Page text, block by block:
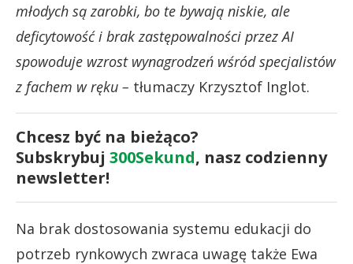
młodych są zarobki, bo te bywają niskie, ale
deficytowość i brak zastępowalności przez AI
spowoduje wzrost wynagrodzeń wśród specjalistów
z fachem w ręku – tłumaczy Krzysztof Inglot.
Chcesz być na bieżąco?
Subskrybuj 300Sekund, nasz codzienny
newsletter!
Na brak dostosowania systemu edukacji do
potrzeb rynkowych zwraca uwagę także Ewa